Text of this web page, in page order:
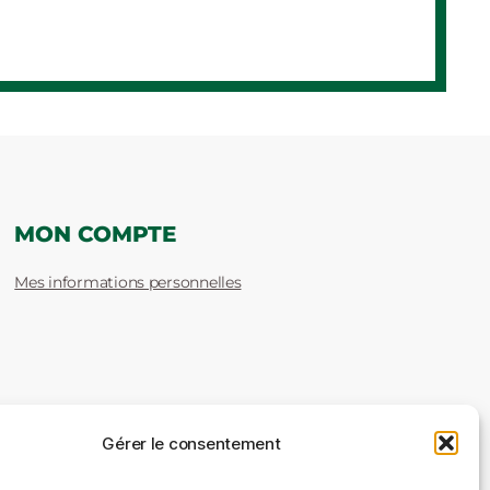
Gérer le consentement
MON COMPTE
Mes informations personnelles